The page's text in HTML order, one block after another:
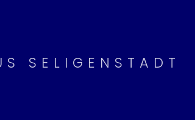
SELIGENSTADT